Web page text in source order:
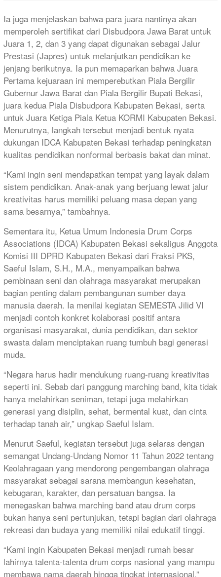
Ia juga menjelaskan bahwa para juara nantinya akan
memperoleh sertifikat dari Disbudpora Jawa Barat untuk
Juara 1, 2, dan 3 yang dapat digunakan sebagai Jalur
Prestasi (Japres) untuk melanjutkan pendidikan ke
jenjang berikutnya. Ia pun memaparkan bahwa Juara
Pertama kejuaraan ini memperebutkan Piala Bergilir
Gubernur Jawa Barat dan Piala Bergilir Bupati Bekasi,
juara kedua Piala Disbudpora Kabupaten Bekasi, serta
untuk Juara Ketiga Piala Ketua KORMI Kabupaten Bekasi.
Menurutnya, langkah tersebut menjadi bentuk nyata
dukungan IDCA Kabupaten Bekasi terhadap peningkatan
kualitas pendidikan nonformal berbasis bakat dan minat.
“Kami ingin seni mendapatkan tempat yang layak dalam
sistem pendidikan. Anak-anak yang berjuang lewat jalur
kreativitas harus memiliki peluang masa depan yang
sama besarnya,” tambahnya.
Sementara itu, Ketua Umum Indonesia Drum Corps
Associations (IDCA) Kabupaten Bekasi sekaligus Anggota
Komisi III DPRD Kabupaten Bekasi dari Fraksi PKS,
Saeful Islam, S.H., M.A., menyampaikan bahwa
pembinaan seni dan olahraga masyarakat merupakan
bagian penting dalam pembangunan sumber daya
manusia daerah. Ia menilai kegiatan SEMESTA Jilid VI
menjadi contoh konkret kolaborasi positif antara
organisasi masyarakat, dunia pendidikan, dan sektor
swasta dalam menciptakan ruang tumbuh bagi generasi
muda.
“Negara harus hadir mendukung ruang-ruang kreativitas
seperti ini. Sebab dari panggung marching band, kita tidak
hanya melahirkan seniman, tetapi juga melahirkan
generasi yang disiplin, sehat, bermental kuat, dan cinta
terhadap tanah air,” ungkap Saeful Islam.
Menurut Saeful, kegiatan tersebut juga selaras dengan
semangat Undang-Undang Nomor 11 Tahun 2022 tentang
Keolahragaan yang mendorong pengembangan olahraga
masyarakat sebagai sarana membangun kesehatan,
kebugaran, karakter, dan persatuan bangsa. Ia
menegaskan bahwa marching band atau drum corps
bukan hanya seni pertunjukan, tetapi bagian dari olahraga
rekreasi dan budaya yang memiliki nilai edukatif tinggi.
“Kami ingin Kabupaten Bekasi menjadi rumah besar
lahirnya talenta-talenta drum corps nasional yang mampu
membawa nama daerah hingga tingkat internasional,”